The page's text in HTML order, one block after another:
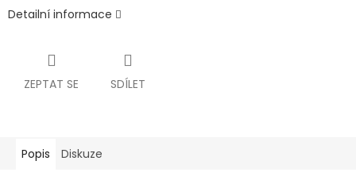
Detailní informace
ZEPTAT SE SDÍLET
Popis Diskuze